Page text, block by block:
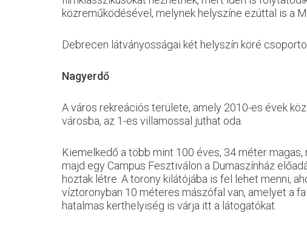
közreműködésével, melynek helyszíne ezúttal is a
Debrecen látványosságai két helyszín köré
Nagyerdő
A város rekreációs területe, amely 2010-es évek
városba, az 1-es villamossal juthat oda.
Kiemelkedő a több mint 100 éves, 34 méter
majd egy Campus Fesztiválon a Dumaszínház
hoztak létre. A torony kilátójába is fel lehet menni,
víztoronyban 10 méteres mászófal van, amelyet a
hatalmas kerthelyiség is várja itt a látogatókat.